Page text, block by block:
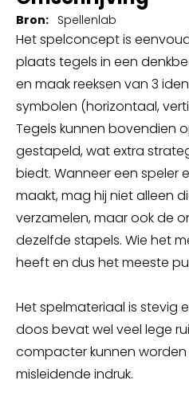
Bron: Spellenlab
Het spelconcept is
plaats tegels in een
en maak reeksen van 3
symbolen (horizontaal,
Tegels kunnen bovendien
gestapeld, wat extra
biedt. Wanneer een speler
maakt, mag hij niet alleen
verzamelen, maar ook de
dezelfde stapels. Wie het
heeft en dus het meeste
Het spelmateriaal is stevig
doos bevat wel veel lege
compacter kunnen
misleidende indruk.